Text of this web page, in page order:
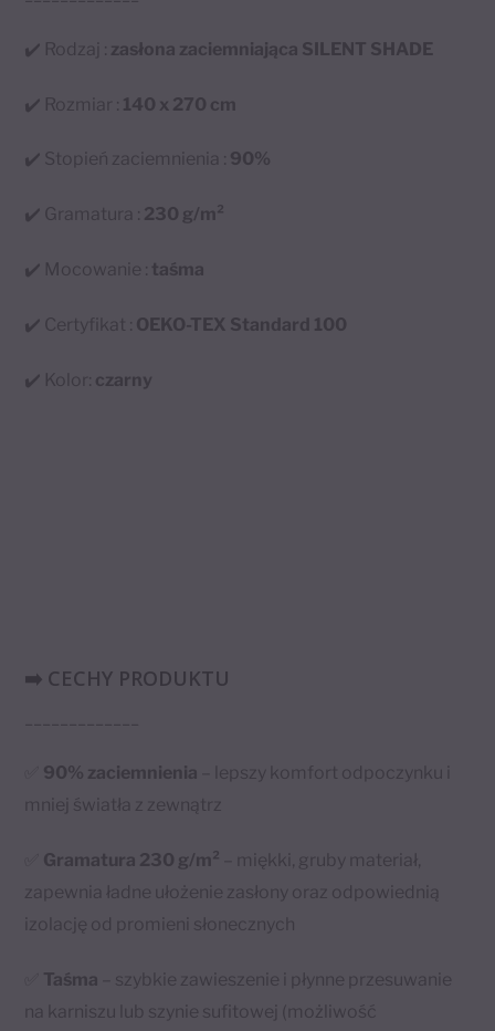
✔️ Rodzaj : zasłona zaciemniająca SILENT SHADE
✔️ Rozmiar : 140 x 270 cm
✔️ Stopień zaciemnienia : 90%
✔️ Gramatura : 230 g/m²
✔️ Mocowanie : taśma
✔️ Certyfikat : OEKO-TEX Standard 100
✔️ Kolor: czarny
➡️ CECHY PRODUKTU
90% zaciemnienia – lepszy komfort odpoczynku i
mniej światła z zewnątrz
Gramatura 230 g/m² – miękki, gruby materiał,
zapewnia ładne ułożenie zasłony oraz odpowiednią
izolację od promieni słonecznych
Taśma – szybkie zawieszenie i płynne przesuwanie
na karniszu lub szynie sufitowej (możliwość